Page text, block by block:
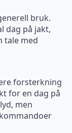
bruk.
dag på jakt,
tale med
forsterkning
for en dag på
men